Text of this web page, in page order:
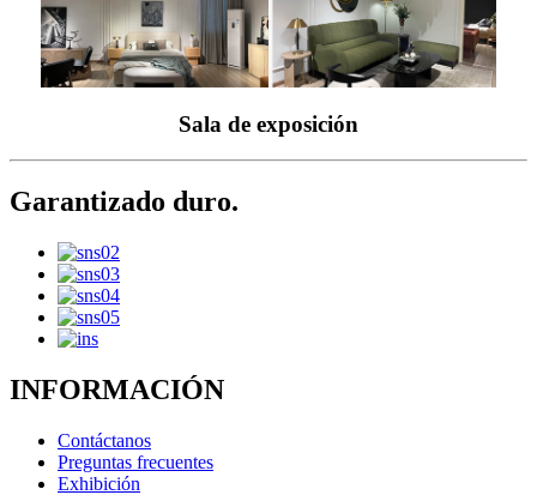
Sala de exposición
Garantizado duro.
INFORMACIÓN
Contáctanos
Preguntas frecuentes
Exhibición